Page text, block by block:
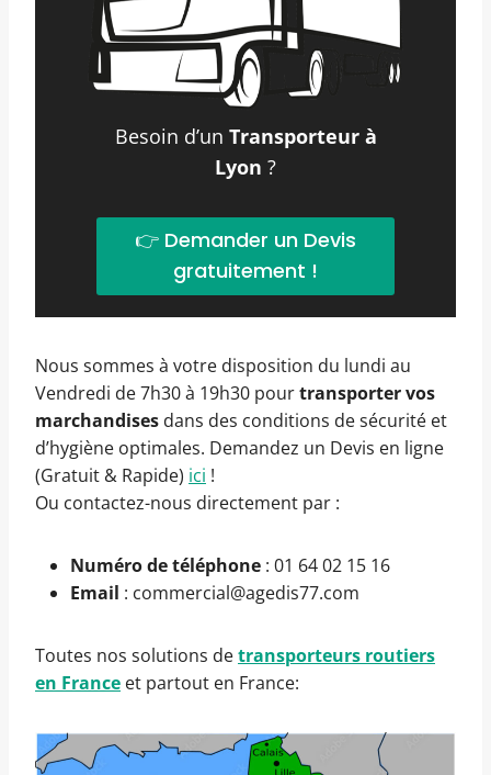
Besoin d’un Transporteur à
Lyon ?
👉 Demander un Devis
gratuitement !
Nous sommes à votre disposition du lundi au
Vendredi de 7h30 à 19h30 pourtransporter vos
marchandises dans des conditions de sécurité et
d’hygiène optimales. Demandez un Devis en ligne
(Gratuit & Rapide) ici !
Ou contactez-nous directement par :
Numéro de téléphone : 01 64 02 15 16
Email : commercial@agedis77.com
Toutes nos solutions detransporteurs routiers
en France et partout en France: